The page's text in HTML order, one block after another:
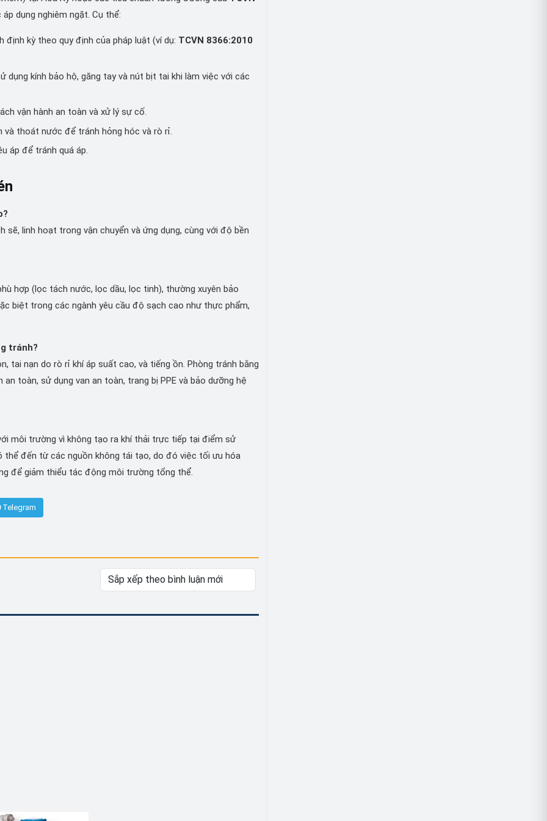
dụng nghiêm ngặt. Cụ thể:
kỳ theo quy định của pháp luật (ví dụ: TCVN 8366:2010
dụng kính bảo hộ, găng tay và nút bịt tai khi làm việc với các
vận hành an toàn và xử lý sự cố.
thoát nước để tránh hỏng hóc và rò rỉ.
áp để tránh quá áp.
linh hoạt trong vận chuyển và ứng dụng, cùng với độ bền
hợp (lọc tách nước, lọc dầu, lọc tinh), thường xuyên bảo
biệt trong các ngành yêu cầu độ sạch cao như thực phẩm,
tránh?
tai nạn do rò rỉ khí áp suất cao, và tiếng ồn. Phòng tránh bằng
toàn, sử dụng van an toàn, trang bị PPE và bảo dưỡng hệ
môi trường vì không tạo ra khí thải trực tiếp tại điểm sử
thể đến từ các nguồn không tái tạo, do đó việc tối ưu hóa
để giảm thiểu tác động môi trường tổng thể.
Telegram